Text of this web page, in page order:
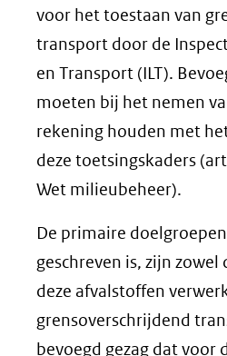
voor het toestaan van
transport door de
en Transport (ILT).
moeten bij het nemen
rekening houden met
deze toetsingskaders
Wet milieubeheer).
De primaire
geschreven is, zijn
deze afvalstoffen
grensoverschrijdend
bevoegd gezag dat voor